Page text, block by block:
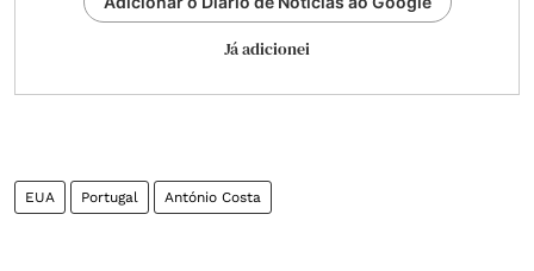
Já adicionei
EUA Portugal António Costa